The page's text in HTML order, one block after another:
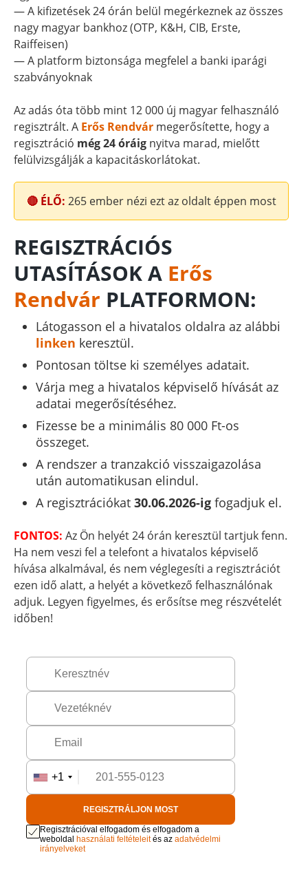
— A kifizetések 24 órán belül megérkeznek az összes
nagy magyar bankhoz (OTP, K&H, CIB, Erste,
Raiffeisen)
— A platform biztonsága megfelel a banki iparági
szabványoknak
Az adás óta több mint 12 000 új magyar felhasználó
regisztrált. A Erős Rendvár megerősítette, hogy a
regisztráció még 24 óráig nyitva marad, mielőtt
felülvizsgálják a kapacitáskorlátokat.
🔴 ÉLŐ: 265ember nézi ezt az oldalt éppen most
REGISZTRÁCIÓS
UTASÍTÁSOK A Erős
Rendvár PLATFORMON:
Látogasson el a hivatalos oldalra az alábbi
linken keresztül.
Pontosan töltse ki személyes adatait.
Várja meg a hivatalos képviselő hívását az
adatai megerősítéséhez.
Fizesse be a minimális 80 000 Ft-os
összeget.
A rendszer a tranzakció visszaigazolása
után automatikusan elindul.
A regisztrációkat30.06.2026-igfogadjuk el.
FONTOS: Az Ön helyét 24 órán keresztül tartjuk fenn.
Ha nem veszi fel a telefont a hivatalos képviselő
hívása alkalmával, és nem véglegesíti a regisztrációt
ezen idő alatt, a helyét a következő felhasználónak
adjuk. Legyen figyelmes, és erősítse meg részvételét
időben!
+1
REGISZTRÁLJON MOST
Regisztrációval elfogadom és elfogadom a
weboldal használati feltételeités azadatvédelmi
irányelveket